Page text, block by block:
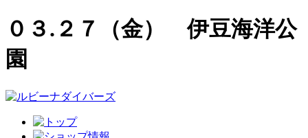
０３.２７（金） 伊豆海洋公
園